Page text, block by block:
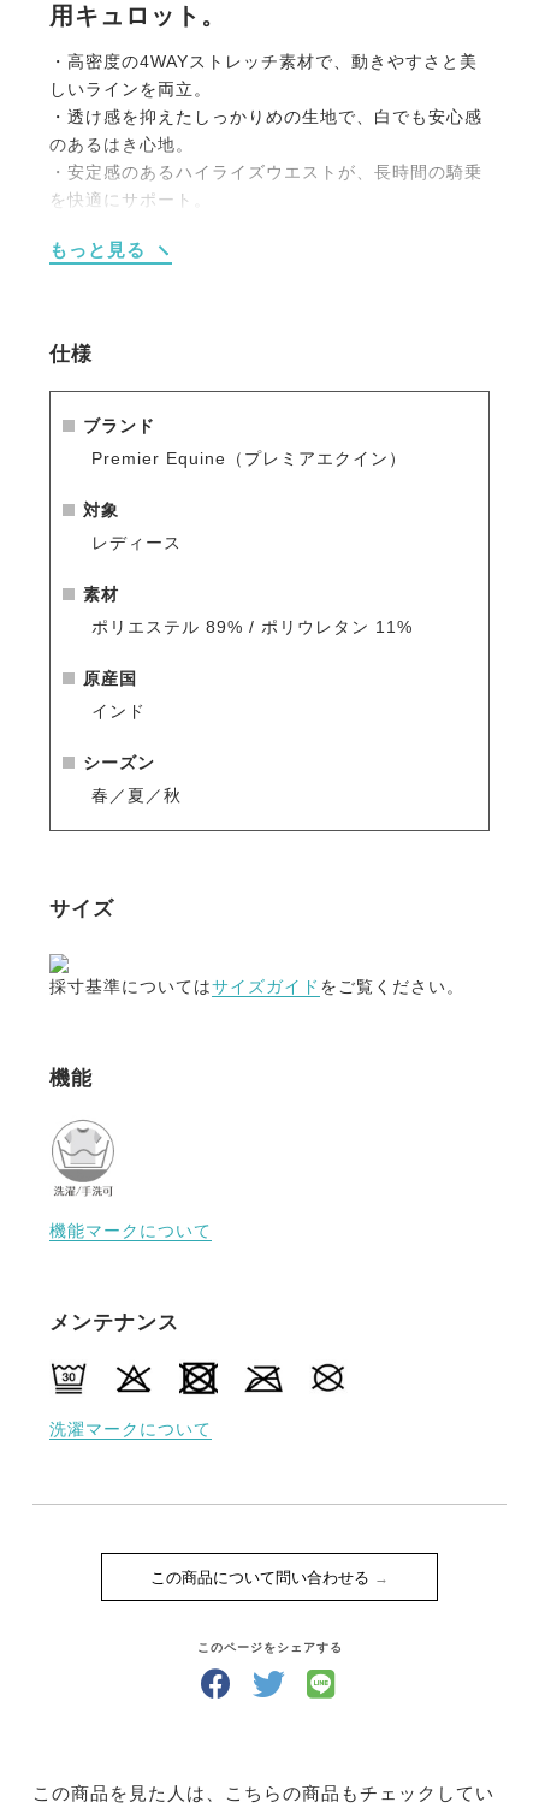
用キュロット。
・高密度の4WAYストレッチ素材で、動きやすさと美
しいラインを両立。
・透け感を抑えたしっかりめの生地で、白でも安心感
のあるはき心地。
・安定感のあるハイライズウエストが、長時間の騎乗
を快適にサポート。
フロントディテール。
たポジションをキープ。
もっと見る
仕様
ブランド
Premier Equine（プレミアエクイン）
対象
レディース
素材
ポリエステル 89% / ポリウレタン 11%
原産国
インド
シーズン
春／夏／秋
サイズ
採寸基準についてはサイズガイド をご覧ください。
機能
機能マークについて
メンテナンス
洗濯マークについて
この商品について問い合わせる
このページをシェアする
この商品を見た人は、こちらの商品もチェックしてい